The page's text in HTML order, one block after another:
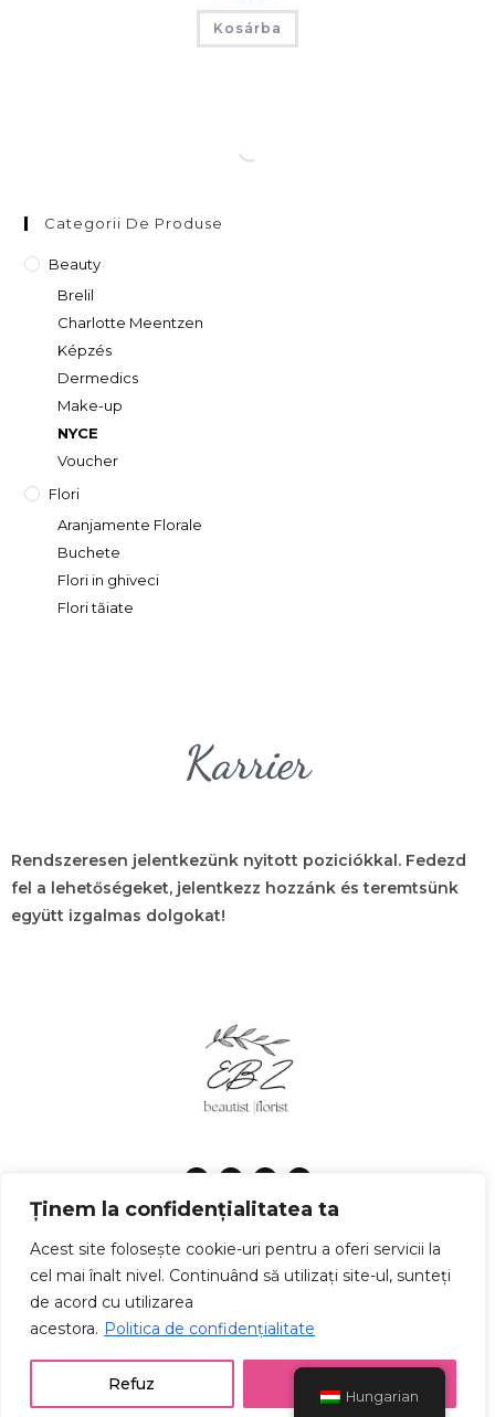
Ținem la confidențialitatea ta
Acest site folosește cookie-uri pentru a oferi servicii la
cel mai înalt nivel. Continuând să utilizați site-ul, sunteți
de acord cu utilizarea
acestora. Politica de confidențialitate
Refuz
Kosárba
Categorii De Produse
Beauty
Brelil
Charlotte Meentzen
Képzés
Dermedics
Make-up
NYCE
Voucher
Flori
Aranjamente Florale
Buchete
Flori in ghiveci
Flori tăiate
Karrier
Rendszeresen jelentkezünk nyitott poziciókkal. Fedezd
fel a lehetőségeket, jelentkezz hozzánk és teremtsünk
együtt izgalmas dolgokat!
© Copyright 2025 emokebeautyzone.ro | Realizat în cadrul
Hungarian